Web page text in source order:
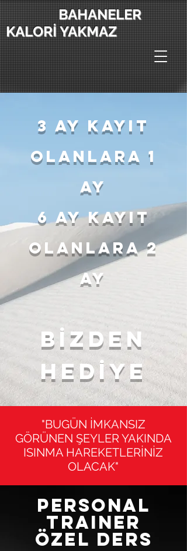
BAHANELER
KALORİ YAKMAZ
3 ay kayıt
olanlara 1
ay
6 ay kayıt
olanlara 2
ay
bİzden
Hedİye
"BUGÜN İMKANSIZ
GÖRÜNEN ŞEYLER YAKINDA
ISINMA HAREKETLERİNİZ
OLACAK"
personal
traıner
özel ders